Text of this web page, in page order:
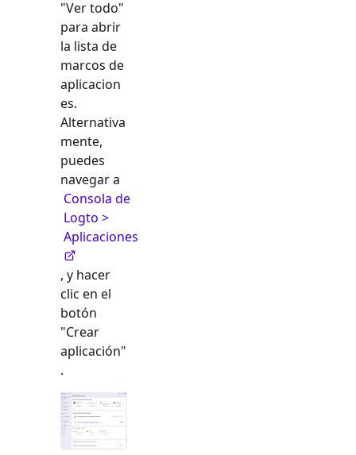
"Ver todo"
para abrir
la lista de
marcos de
aplicacion
es.
Alternativa
mente,
puedes
navegar a
Consola de
Logto >
Aplicaciones
, y hacer
clic en el
botón
"Crear
aplicación"
.